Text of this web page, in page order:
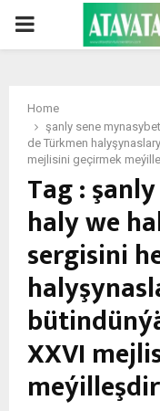
PRIMARY
Home
şanly sene
de Türkmen
mejlisini geçirmek
Tag :
haly we
sergisini
XXVI